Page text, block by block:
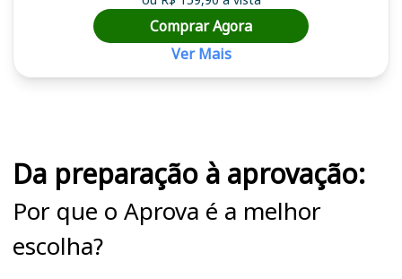
Comprar Agora
Ver Mais
Da preparação à aprovação:
Por que o Aprova é a melhor
escolha?